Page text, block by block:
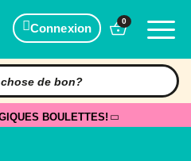
Connexion
0
BOULETTES!